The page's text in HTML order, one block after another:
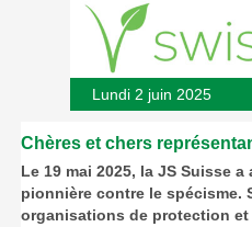
Lundi 2 juin 2025
Chères et chers
Le 19 mai 2025, la JS Suisse
pionnière contre le spécisme.
organisations de protection